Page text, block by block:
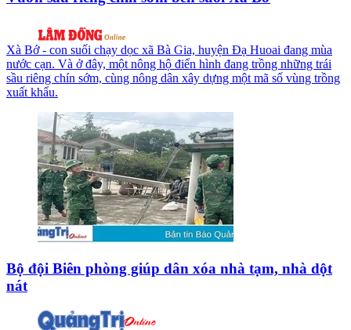
Xà Bớ - con suối chạy dọc xã Bà Gia, huyện Đạ Huoai đang mùa
nước cạn. Và ở đây, một nông hộ điển hình đang trồng những trái
sầu riêng chín sớm, cùng nông dân xây dựng một mã số vùng trồng
xuất khẩu.
Bộ đội Biên phòng giúp dân xóa nhà tạm, nhà dột
nát